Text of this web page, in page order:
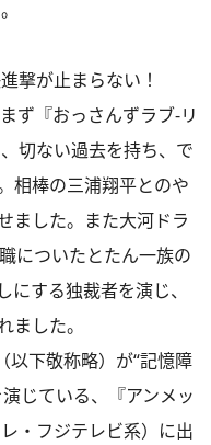
撃が止まらない！
ず『おっさんずラブ-リ
切ない過去を持ち、で
相棒の三浦翔平とのや
ました。また大河ドラ
についたとたん一族の
する独裁者を演じ、
ました。
下敬称略）が“記憶障
じている、『アンメッ
・フジテレビ系）に出